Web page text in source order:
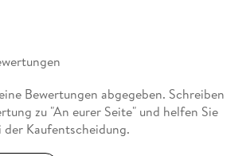
Bewertungen abgegeben. Schreiben
zu "An eurer Seite" und helfen Sie
Kaufentscheidung.